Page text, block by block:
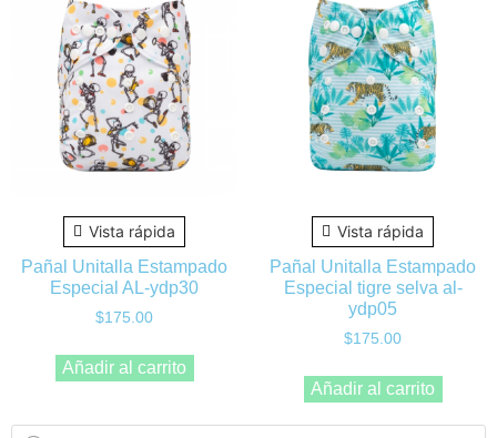
Vista rápida
Pañal Unitalla Estampado
Especial AL-ydp30
$175.00
Añadir al carrito
Vista rápida
Pañal Unitalla Estampado
Especial tigre selva al-
ydp05
$175.00
Añadir al carrito